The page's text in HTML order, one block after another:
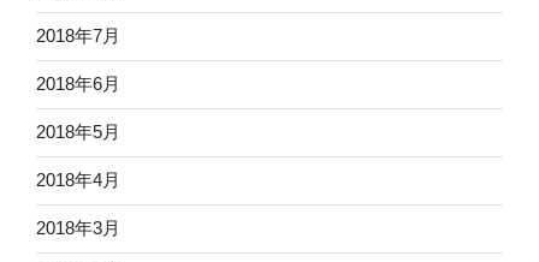
2018年7月
2018年6月
2018年5月
2018年4月
2018年3月